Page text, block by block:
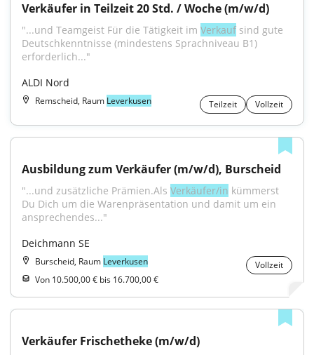
Verkäufer in Teilzeit 20 Std. / Woche (m/w/d)
"...und Teamgeist Für die Tätigkeit im Verkauf sind gute
Deutschkenntnisse (mindestens Sprachniveau B1)
erforderlich..."
ALDI Nord
Remscheid, Raum Leverkusen Teilzeit Vollzeit
Ausbildung zum Verkäufer (m/w/d), Burscheid
"...und zusätzliche Prämien.Als Verkäufer/in kümmerst
Du Dich um die Warenpräsentation und damit um ein
ansprechendes..."
Deichmann SE
Burscheid, Raum Leverkusen
Vollzeit
Von 10.500,00 € bis 16.700,00 €
Verkäufer Frischetheke (m/w/d)